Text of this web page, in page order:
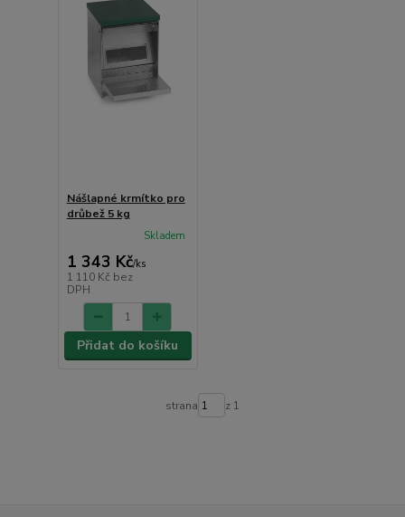
Nášlapné krmítko pro
drůbež 5 kg
1 343 Kč/ks
1 110 Kč bez
DPH
Skladem
Přidat do košíku
strana z 1